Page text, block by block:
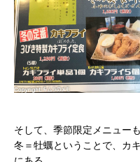
そして、季節限定メニューも
冬＝牡蠣ということで、カ